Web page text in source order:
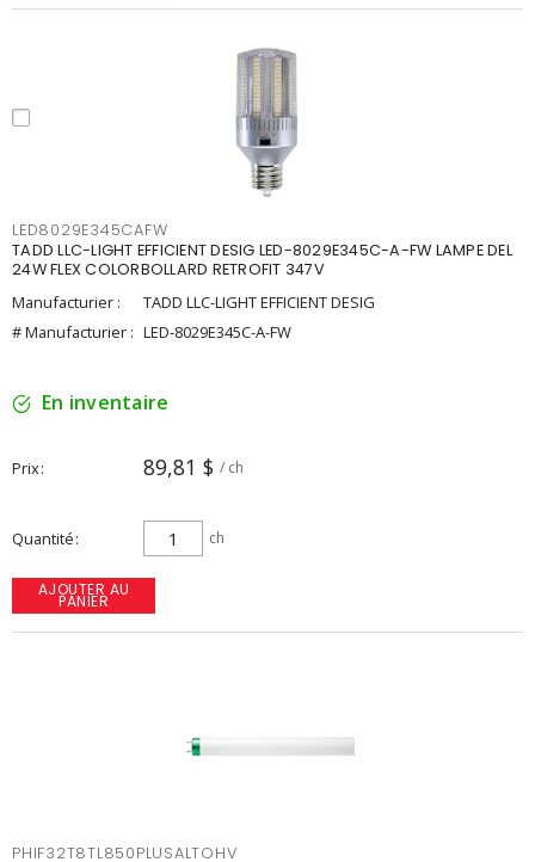
LED8029E345CAFW
TADD LLC-LIGHT EFFICIENT DESIG LED-8029E345C-A-FW LAMPE DEL
24W FLEX COLORBOLLARD RETROFIT 347V
Manufacturier :
TADD LLC-LIGHT EFFICIENT DESIG
# Manufacturier : LED-8029E345C-A-FW
En inventaire
Prix 89,81 $ / ch
Quantité ch
AJOUTER AU
PANIER
PHIF32T8TL850PLUSALTOHV